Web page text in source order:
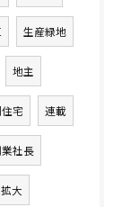
生産緑地
地主
宅 連載
社長
大